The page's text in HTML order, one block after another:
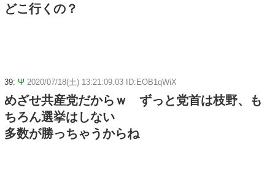
どこ行くの？
39: Ψ 2020/07/18(土) 13:21:09.03 ID:EOB1qWiX
めざせ共産党だからｗ ずっと党首は枝野、も
ちろん選挙はしない
多数が勝っちゃうからね